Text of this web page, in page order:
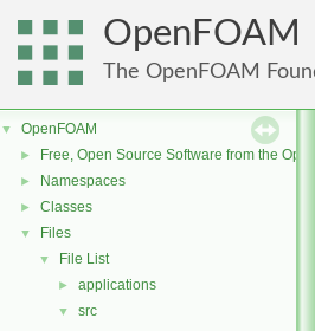
OpenFOAM
The OpenFOAM
▼ OpenFOAM
► Free, Open Source Software from the
► Namespaces
► Classes
▼ Files
▼ File List
► applications
▼ src